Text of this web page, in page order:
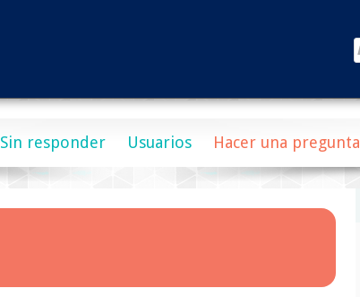
Sin responder Usuarios Hacer una pregunta